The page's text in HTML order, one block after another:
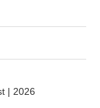
| 2026